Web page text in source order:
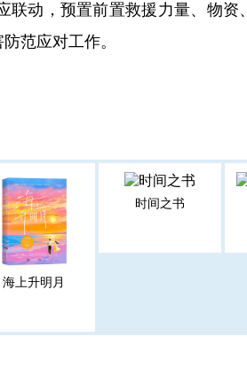
动，预置前置救援力量、物资
范应对工作。
海上升明月
时间之书